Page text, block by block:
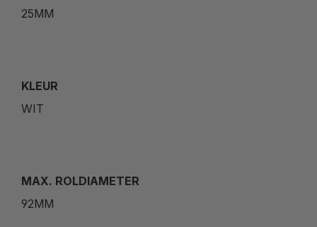
25MM
KLEUR
WIT
MAX. ROLDIAMETER
92MM